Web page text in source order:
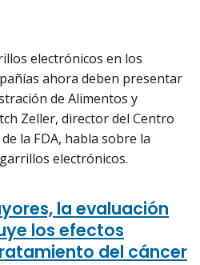
electrónicos en los
ahora deben presentar
de Alimentos y
Zeller, director del Centro
la FDA, habla sobre la
electrónicos.
la evaluación
los efectos
del cáncer